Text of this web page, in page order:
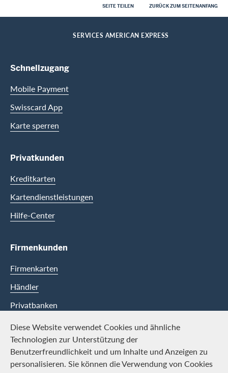
Diese Website verwendet Cookies und ähnliche
Technologien zur Unterstützung der
Benutzerfreundlichkeit und um Inhalte und Anzeigen zu
personalisieren. Sie können die Verwendung von Cookies
SEITE TEILEN ZURÜCK ZUM SEITENANFANG
Footer
SERVICES AMERICAN EXPRESS
Footer Navigation
Schnellzugang
Mobile Payment
Swisscard App
Karte sperren
Privatkunden
Kreditkarten
Kartendienstleistungen
Hilfe-Center
Firmenkunden
Firmenkarten
Händler
Privatbanken
Swisscard
Karriere